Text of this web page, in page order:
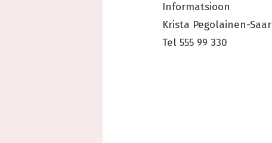
Informatsioon
Krista Pegolainen-Saar
Tel 555 99 330